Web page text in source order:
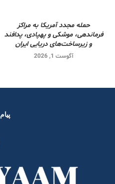
حمله مجدد آمریکا به مراکز
فرماندهی، موشکی و پهپادی، پدافند
و زیرساخت‌های دریایی ایران
آگوست 1, 2026
پیام